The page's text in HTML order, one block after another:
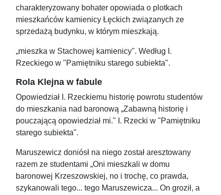
charakteryzowany bohater opowiada o plotkach
mieszkańców kamienicy Łęckich związanych ze
sprzedażą budynku, w którym mieszkają.
„mieszka w Stachowej kamienicy". Według I.
Rzeckiego w "Pamiętniku starego subiekta".
Rola Klejna w fabule
Opowiedział I. Rzeckiemu historię powrotu studentów
do mieszkania nad baronową „Zabawną historię i
pouczającą opowiedział mi." I. Rzecki w "Pamiętniku
starego subiekta".
Maruszewicz doniósł na niego został aresztowany
razem ze studentami „Oni mieszkali w domu
baronowej Krzeszowskiej, no i trochę, co prawda,
szykanowali tego... tego Maruszewicza... On groził, a